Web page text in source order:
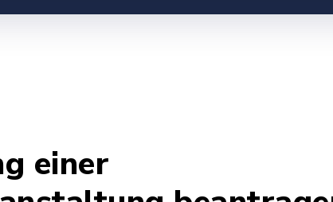
einer